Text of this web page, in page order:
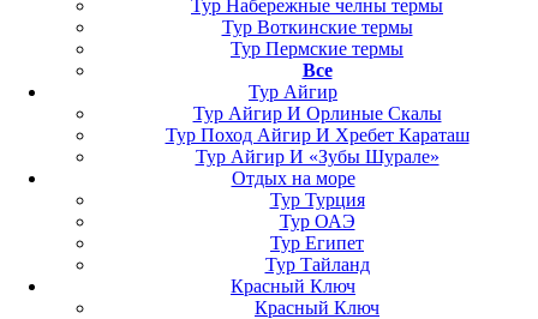
Тур Набережные челны термы
Тур Воткинские термы
Тур Пермские термы
Все
Тур Айгир
Тур Айгир И Орлиные Скалы
Тур Поход Айгир И Хребет Караташ
Тур Айгир И «Зубы Шурале»
Отдых на море
Тур Турция
Тур ОАЭ
Тур Египет
Тур Тайланд
Красный Ключ
Красный Ключ